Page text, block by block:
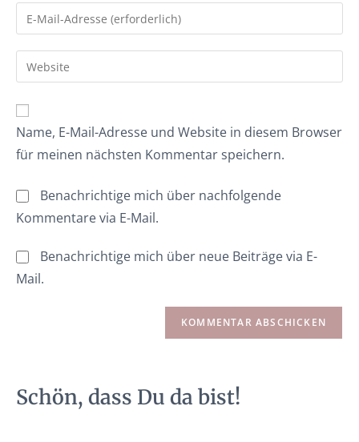
Name, E-Mail-Adresse und Website in diesem Browser
für meinen nächsten Kommentar speichern.
Benachrichtige mich über nachfolgende
Kommentare via E-Mail.
Benachrichtige mich über neue Beiträge via E-
Mail.
Schön, dass Du da bist!